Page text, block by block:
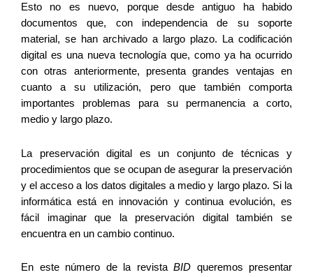
Esto no es nuevo, porque desde antiguo ha habido
documentos que, con independencia de su soporte
material, se han archivado a largo plazo. La codificación
digital es una nueva tecnología que, como ya ha ocurrido
con otras anteriormente, presenta grandes ventajas en
cuanto a su utilización, pero que también comporta
importantes problemas para su permanencia a corto,
medio y largo plazo.
La preservación digital es un conjunto de técnicas y
procedimientos que se ocupan de asegurar la preservación
y el acceso a los datos digitales a medio y largo plazo. Si la
informática está en innovación y continua evolución, es
fácil imaginar que la preservación digital también se
encuentra en un cambio continuo.
En este número de la revista BID queremos presentar